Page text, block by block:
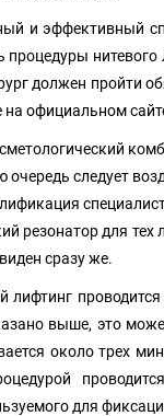
и эффективный
нитевого
должен пройти
официальном
очередь следует
резонатор для
сразу же.
лифтинг
выше, это
около трех
для